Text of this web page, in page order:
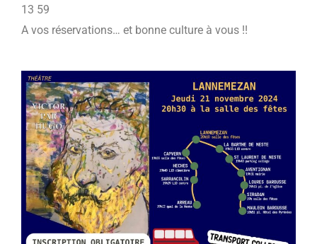
13 59
A vos réservations… et bonne culture à vous !!